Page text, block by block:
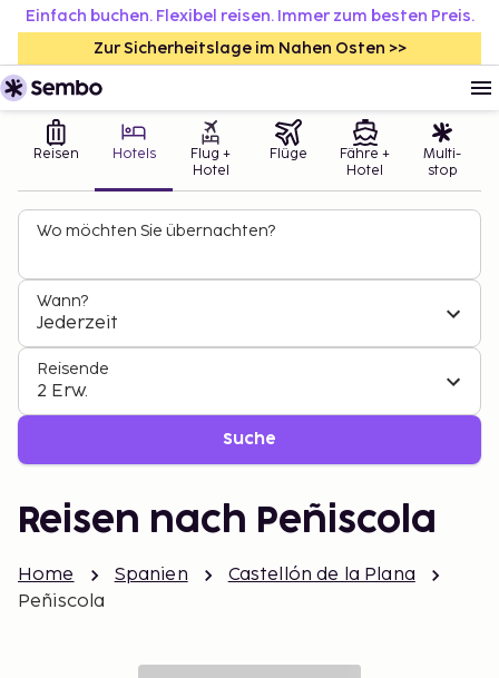
Einfach buchen. Flexibel reisen. Immer zum besten Preis.
Zur Sicherheitslage im Nahen Osten >>
Reisen Hotels
Flug +
Hotel
Flüge
Fähre +
Hotel
Multi-
stop
Wo möchten Sie übernachten?
Wann?
Jederzeit
Reisende
2 Erw.
Suche
Reisen nach Peñiscola
Home Spanien
Castellón de la Plana
Peñiscola